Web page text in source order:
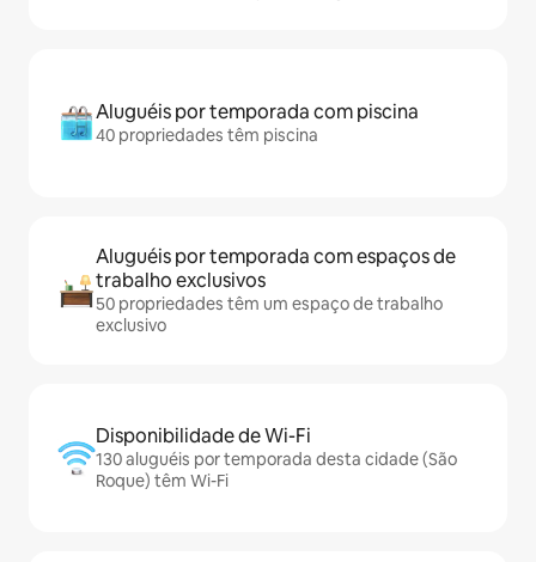
Aluguéis por temporada com piscina
40 propriedades têm piscina
Aluguéis por temporada com espaços de
trabalho exclusivos
50 propriedades têm um espaço de trabalho
exclusivo
Disponibilidade de Wi-Fi
130 aluguéis por temporada desta cidade (São
Roque) têm Wi-Fi